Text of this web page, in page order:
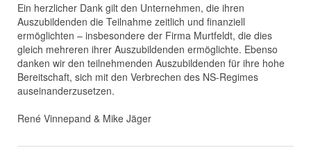
Ein herzlicher Dank gilt den Unternehmen, die ihren
Auszubildenden die Teilnahme zeitlich und finanziell
ermöglichten – insbesondere der Firma Murtfeldt, die dies
gleich mehreren ihrer Auszubildenden ermöglichte. Ebenso
danken wir den teilnehmenden Auszubildenden für ihre hohe
Bereitschaft, sich mit den Verbrechen des NS-Regimes
auseinanderzusetzen.
René Vinnepand & Mike Jäger